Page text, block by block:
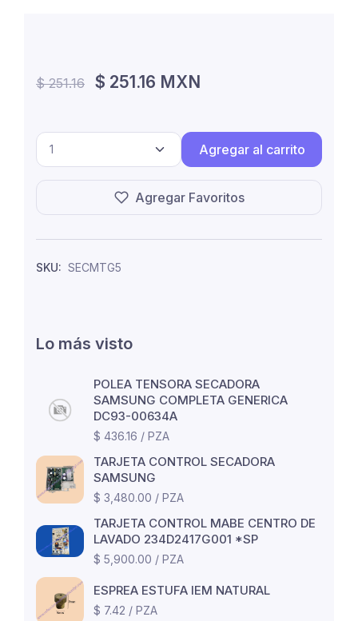
$ 251.16 $ 251.16 MXN
Agregar al carrito
Agregar Favoritos
SKU: SECMTG5
Lo más visto
POLEA TENSORA SECADORA
SAMSUNG COMPLETA GENERICA
DC93-00634A
$ 436.16 / PZA
TARJETA CONTROL SECADORA
SAMSUNG
$ 3,480.00 / PZA
TARJETA CONTROL MABE CENTRO DE
LAVADO 234D2417G001 *SP
$ 5,900.00 / PZA
ESPREA ESTUFA IEM NATURAL
$ 7.42 / PZA